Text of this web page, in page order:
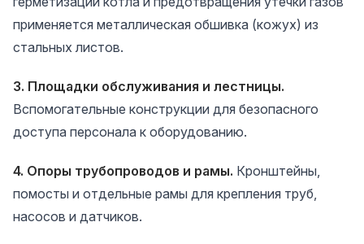
применяется металлическая обшивка (кожух) из
стальных листов.
3. Площадки обслуживания и лестницы.
Вспомогательные конструкции для безопасного
доступа персонала к оборудованию.
4. Опоры трубопроводов и рамы. Кронштейны,
помосты и отдельные рамы для крепления труб,
насосов и датчиков.